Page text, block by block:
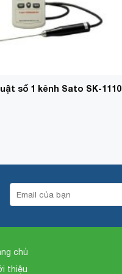
số 1 kênh Sato SK-1110
chủ
thiệu